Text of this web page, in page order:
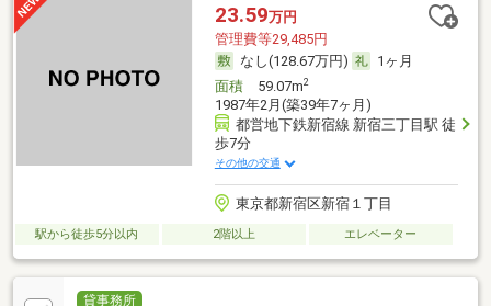
23.59万円
管理費等29,485円
なし(128.67万円)
1ヶ月
面積59.07m2
1987年2月(築39年7ヶ月)
都営地下鉄新宿線 新宿三丁目駅 徒
歩7分
その他の交通
東京都新宿区新宿１丁目
駅から徒歩5分以内 2階以上 エレベーター
貸事務所